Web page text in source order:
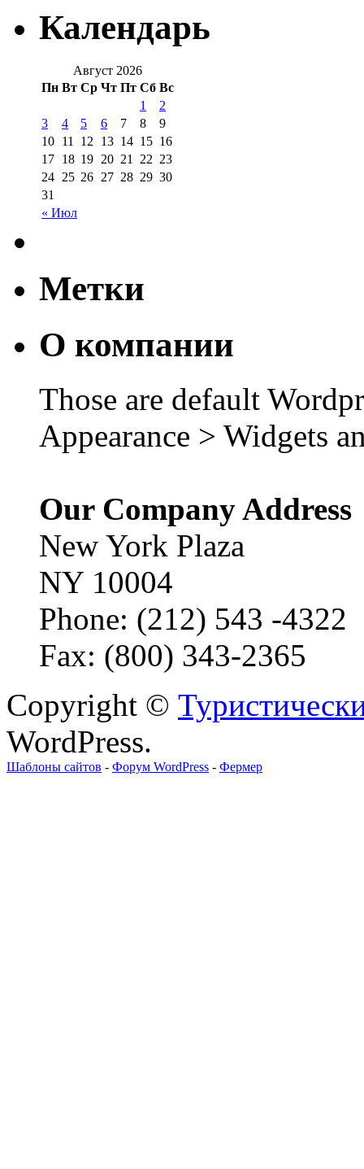
Календарь
Август 2026
Пн Вт Ср Чт Пт Сб Вс
« Июл
1
2
3
4 5 6 7 8
9
10 11 12 13 14 15 16
17 18 19 20 21 22 23
24 25 26 27 28 29 30
31
Метки
О компании
Those are default
Appearance > Widgets
Our Company Address
New York Plaza
NY 10004
Phone: (212) 543 -4322
Fax: (800) 343-2365
Copyright ©
WordPress.
Шаблоны сайтов - Форум WordPress - Фермер